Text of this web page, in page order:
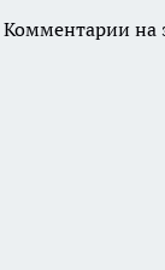
Комментарии на